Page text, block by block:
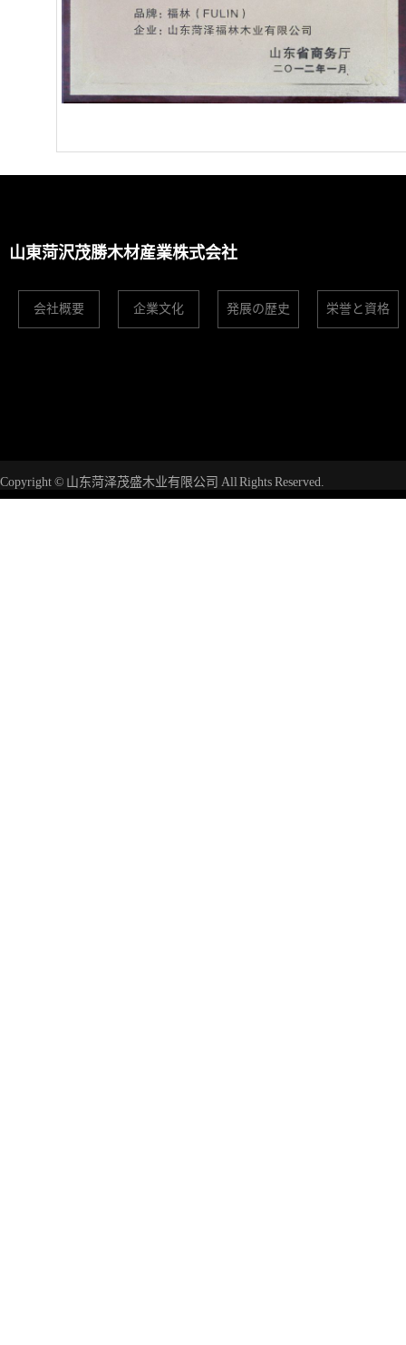
山東菏沢茂勝木材産業株式会社
会社概要 企業文化 発展の歴史 栄誉と資格
Copyright © 山东菏泽茂盛木业有限公司 All Rights Reserved.